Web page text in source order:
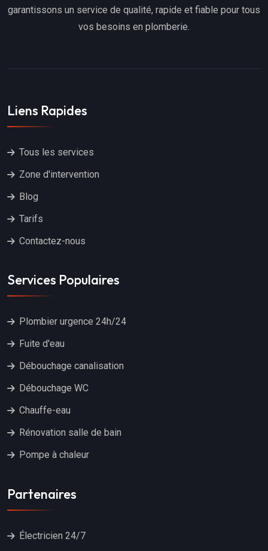
garantissons un service de qualité, rapide et fiable pour tous
vos besoins en plomberie.
Liens Rapides
Tous les services
Zone d'intervention
Blog
Tarifs
Contactez-nous
Services Populaires
Plombier urgence 24h/24
Fuite d'eau
Débouchage canalisation
Débouchage WC
Chauffe-eau
Rénovation salle de bain
Pompe à chaleur
Partenaires
Électricien 24/7